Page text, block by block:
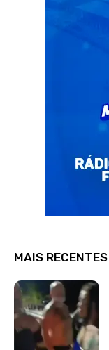
MAIS RECENTES